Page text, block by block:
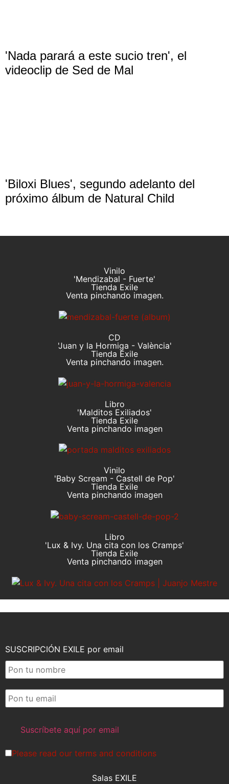
'Nada parará a este sucio tren', el
videoclip de Sed de Mal
'Biloxi Blues', segundo adelanto del
próximo álbum de Natural Child
Vinilo
'Mendizabal - Fuerte'
Tienda Exile
Venta pinchando imagen.
CD
'Juan y la Hormiga - València'
Tienda Exile
Venta pinchando imagen.
Libro
'Malditos Exiliados'
Tienda Exile
Venta pinchando imagen
Vinilo
'Baby Scream - Castell de Pop'
Tienda Exile
Venta pinchando imagen
Libro
'Lux & Ivy. Una cita con los Cramps'
Tienda Exile
Venta pinchando imagen
SUSCRIPCIÓN EXILE por email
Please read our terms and conditions
Salas EXILE